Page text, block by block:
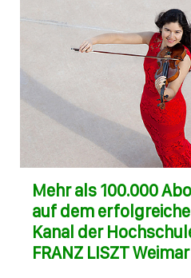
Mehr als 100.000
auf dem
Kanal der
FRANZ LISZT Weimar